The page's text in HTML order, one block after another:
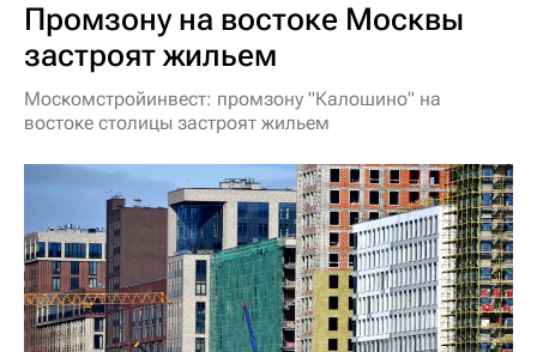
Промзону на востоке Москвы
застроят жильем
Москомстройинвест: промзону "Калошино" на
востоке столицы застроят жильем